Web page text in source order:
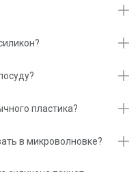
которые определяют, для
или иной силикон. Весь
безопасны при контакте с
сильный запах.
чистому составу
пластика?
крахмала и
крахмал
в микроволновке?